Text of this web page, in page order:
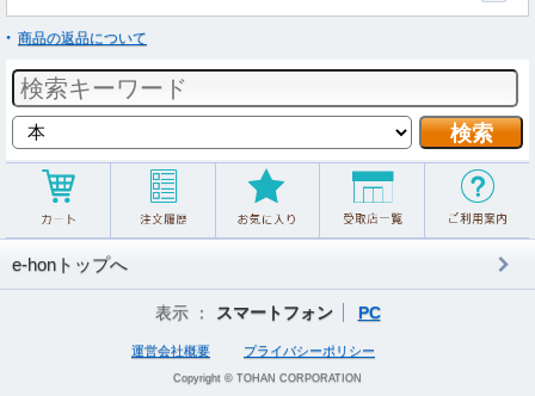
商品の返品について
e-honトップへ
表示 ： スマートフォン PC
運営会社概要 プライバシーポリシー
Copyright © TOHAN CORPORATION